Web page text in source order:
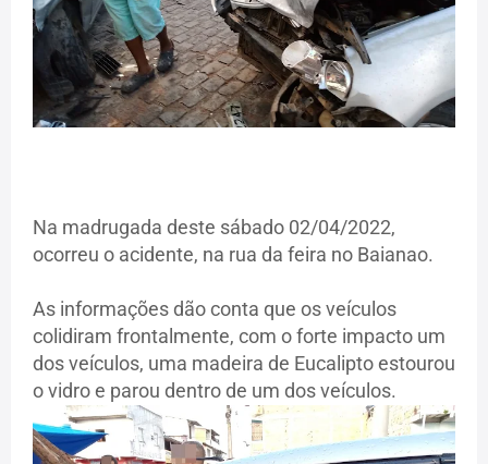
Na madrugada deste sábado 02/04/2022,
ocorreu o acidente, na rua da feira no Baianao.
As informações dão conta que os veículos
colidiram frontalmente, com o forte impacto um
dos veículos, uma madeira de Eucalipto estourou
o vidro e parou dentro de um dos veículos.